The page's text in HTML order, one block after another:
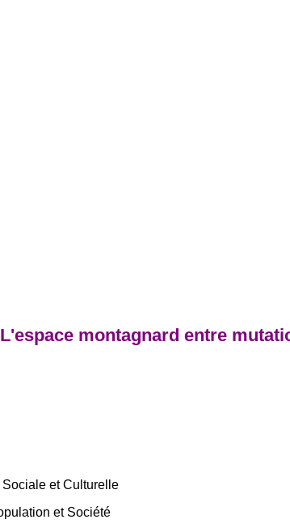
montagnard entre
et Culturelle
et Société